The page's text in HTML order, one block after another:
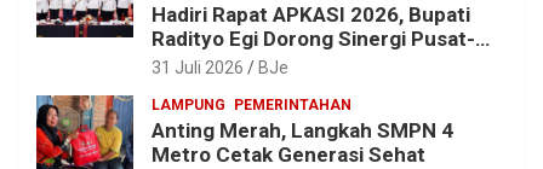
Hadiri Rapat APKASI 2026, Bupati
Radityo Egi Dorong Sinergi Pusat-
Daerah untuk Percepat
31 Juli 2026 BJe
LAMPUNG PEMERINTAHAN
Anting Merah, Langkah SMPN 4
Metro Cetak Generasi Sehat